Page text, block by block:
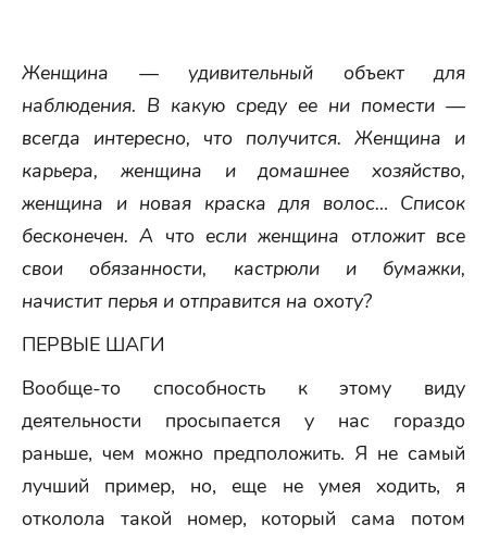
Женщина — удивительный объект для
наблюдения. В какую среду ее ни помести —
всегда интересно, что получится. Женщина и
карьера, женщина и домашнее хозяйство,
женщина и новая краска для волос… Список
бесконечен. А что если женщина отложит все
свои обязанности, кастрюли и бумажки,
начистит перья и отправится на охоту?
ПЕРВЫЕ ШАГИ
Вообще-то способность к этому виду
деятельности просыпается у нас гораздо
раньше, чем можно предположить. Я не самый
лучший пример, но, еще не умея ходить, я
отколола такой номер, который сама потом